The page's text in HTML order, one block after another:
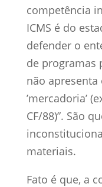
competência
ICMS é do
defender o
de programas
não apresenta
’mercadoria’
CF/88)”. São
materiais.
Fato é que, a